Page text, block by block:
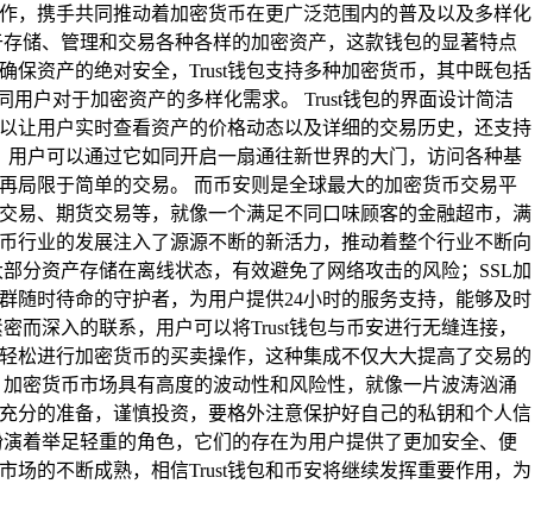
，携手共同推动着加密货币在更广泛范围内的普及以及多样化
储、管理和交易各种各样的加密资产，这款钱包的显著特点
资产的绝对安全，Trust钱包支持多种加密货币，其中既包括
用户对于加密资产的多样化需求。 Trust钱包的界面设计简洁
让用户实时查看资产的价格动态以及详细的交易历史，还支持
户可以通过它如同开启一扇通往新世界的大门，访问各种基
局限于简单的交易。 而币安则是全球最大的加密货币交易平
易、期货交易等，就像一个满足不同口味顾客的金融超市，满
行业的发展注入了源源不断的新活力，推动着整个行业不断向
分资产存储在离线状态，有效避免了网络攻击的风险；SSL加
随时待命的守护者，为用户提供24小时的服务支持，能够及时
深入的联系，用户可以将Trust钱包与币安进行无缝连接，
松进行加密货币的买卖操作，这种集成不仅大大提高了交易的
密货币市场具有高度的波动性和风险性，就像一片波涛汹涌
分的准备，谨慎投资，要格外注意保护好自己的私钥和个人信
着举足轻重的角色，它们的存在为用户提供了更加安全、便
的不断成熟，相信Trust钱包和币安将继续发挥重要作用，为